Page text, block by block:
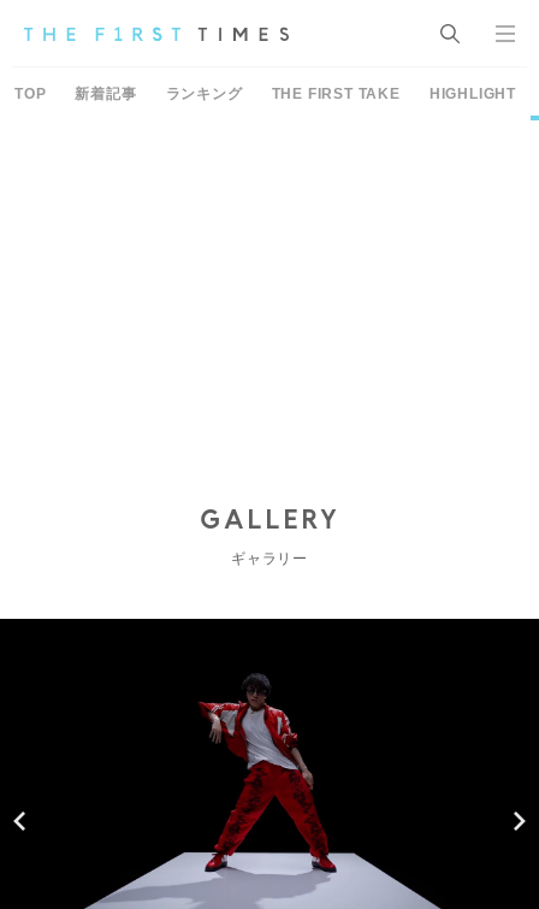
TOP 新着記事 ランキング THE FIRST TAKE HIGHLIGHT
GALLERY
ギャラリー